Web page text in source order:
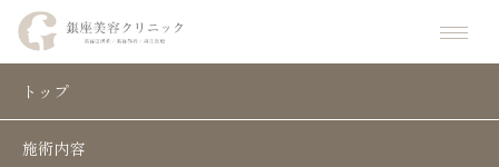
トップ
施術内容
京都でジャルプロシリーズなら銀座美容